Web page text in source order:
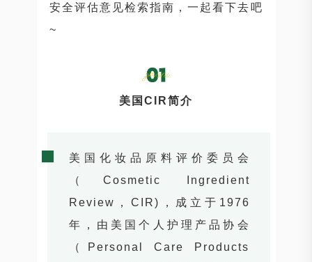
安全评估意见检索指南，一起看下去吧
~
美国CIR简介
美国化妆品原料评价委员会
（Cosmetic Ingredient
Review，CIR)，成立于1976
年，由美国个人护理产品协会
（Personal Care Products